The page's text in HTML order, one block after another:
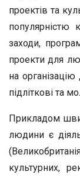
проектів та
популярністю
заходи,
проекти для
на організацію
підліткові та
Прикладом
людини є
культурних,